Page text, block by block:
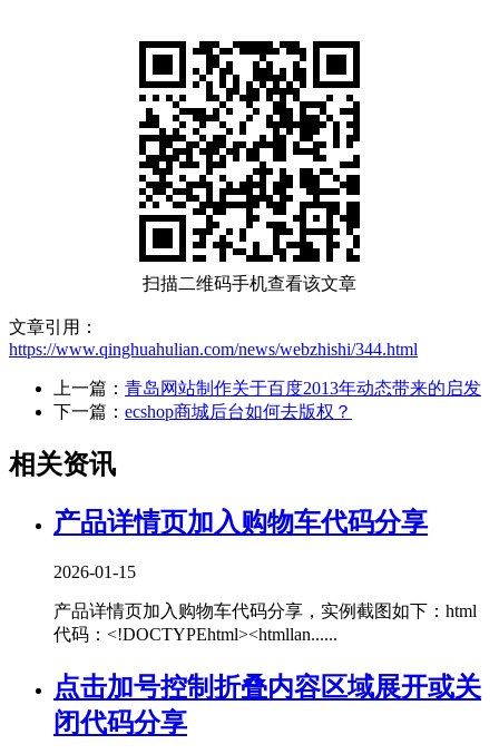
扫描二维码手机查看该文章
文章引用：
https://www.qinghuahulian.com/news/webzhishi/344.html
上一篇： 青岛网站制作关于百度2013年动态带来的启发
下一篇： ecshop商城后台如何去版权？
相关资讯
产品详情页加入购物车代码分享
2026-01-15
产品详情页加入购物车代码分享，实例截图如下：html
代码：<!DOCTYPEhtml><htmllan......
点击加号控制折叠内容区域展开或关
闭代码分享